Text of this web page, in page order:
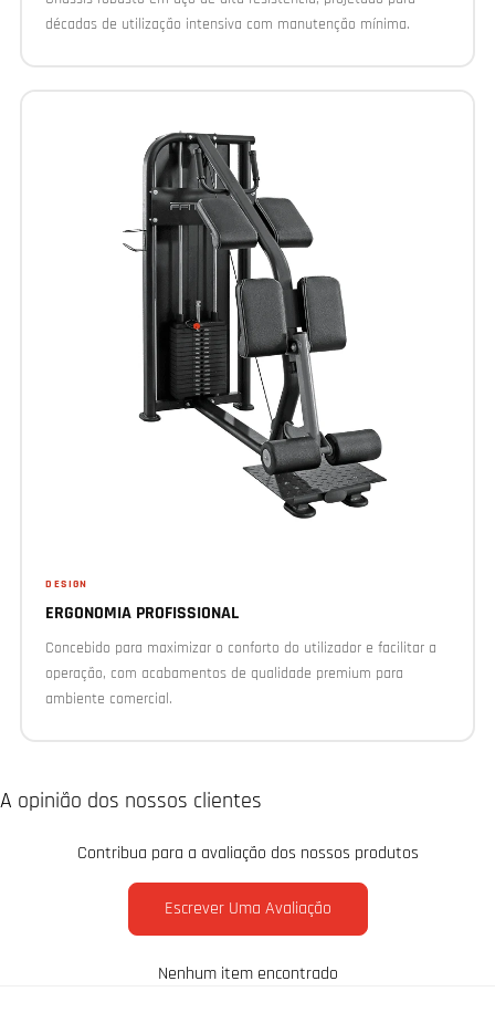
décadas de utilização intensiva com manutenção mínima.
DESIGN
ERGONOMIA PROFISSIONAL
Concebido para maximizar o conforto do utilizador e facilitar a
operação, com acabamentos de qualidade premium para
ambiente comercial.
A opinião dos nossos clientes
Contribua para a avaliação dos nossos produtos
Escrever Uma Avaliação
Nenhum item encontrado